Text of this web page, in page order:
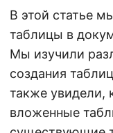
В этой статье
таблицы в
Мы изучили
создания
также увидели,
вложенные